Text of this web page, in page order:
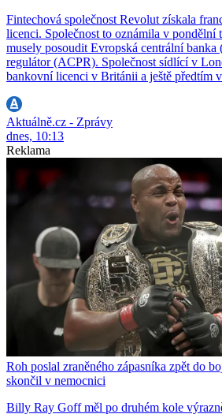
Fintechová společnost Revolut získala
licenci. Společnost to oznámila v pondělní
musely posoudit Evropská centrální
regulátor (ACPR). Společnost sídlící v
bankovní licenci v Británii a ještě předtím
Aktuálně.cz - Zprávy
dnes, 10:13
Reklama
Roh poslal zraněného zápasníka zpět do
skončil v nemocnici
Billy Ray Goff měl po druhém kole